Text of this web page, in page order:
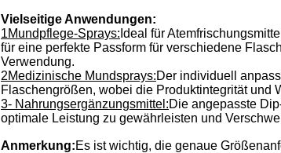
Vielseitige Anwendungen:
1Mundpflege-Sprays: Ideal für
für eine perfekte Passform für verschiedene
Verwendung.
2Medizinische Mundsprays:Der individuell
Flaschengrößen, wobei die Produktintegrität und
3- Nahrungsergänzungsmittel:Die angepasste
optimale Leistung zu gewährleisten und
Anmerkung:Es ist wichtig, die genaue